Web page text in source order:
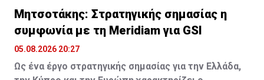
Μητσοτάκης: Στρατηγικής σημασίας η
συμφωνία με τη Meridiam για GSI
05.08.2026 20:27
Ως ένα έργο στρατηγικής σημασίας για την Ελλάδα,